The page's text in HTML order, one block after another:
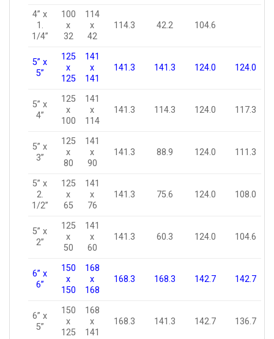
4” x
1.
1/4”
100
x
32
114
x
42
114.3 42.2 104.6
5” x
5”
125
x
125
141
x
141
141.3 141.3 124.0 124.0
5” x
4”
125
x
100
141
x
114
141.3 114.3 124.0 117.3
5” x
3”
125
x
80
141
x
90
141.3 88.9 124.0 111.3
5” x
2.
1/2”
125
x
65
141
x
76
141.3 75.6 124.0 108.0
5” x
2”
125
x
50
141
x
60
141.3 60.3 124.0 104.6
6” x
6”
150
x
150
168
x
168
168.3 168.3 142.7 142.7
6” x
5”
150
x
125
168
x
141
168.3 141.3 142.7 136.7